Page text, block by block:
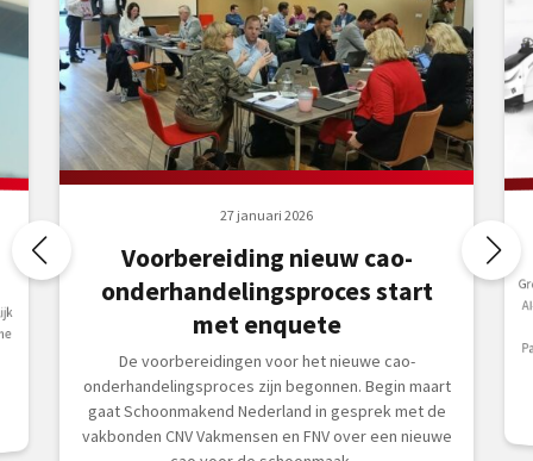
27 januari 2026
Voorbereiding nieuw cao-
onderhandelingsproces start
met enquete
De voorbereidingen voor het nieuwe cao-
onderhandelingsproces zijn begonnen. Begin maart
gaat Schoonmakend Nederland in gesprek met de
vakbonden CNV Vakmensen en FNV over een nieuwe